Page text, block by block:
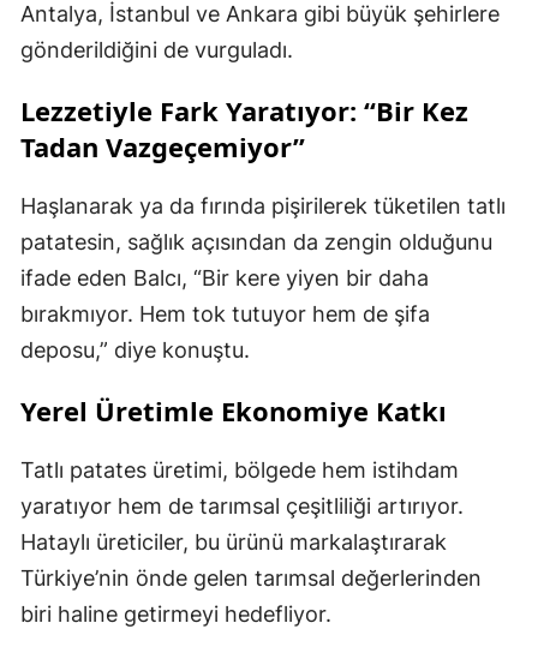
Antalya, İstanbul ve Ankara gibi büyük şehirlere
gönderildiğini de vurguladı.
Lezzetiyle Fark Yaratıyor: “Bir Kez
Tadan Vazgeçemiyor”
Haşlanarak ya da fırında pişirilerek tüketilen tatlı
patatesin, sağlık açısından da zengin olduğunu
ifade eden Balcı, “Bir kere yiyen bir daha
bırakmıyor. Hem tok tutuyor hem de şifa
deposu,” diye konuştu.
Yerel Üretimle Ekonomiye Katkı
Tatlı patates üretimi, bölgede hem istihdam
yaratıyor hem de tarımsal çeşitliliği artırıyor.
Hataylı üreticiler, bu ürünü markalaştırarak
Türkiye’nin önde gelen tarımsal değerlerinden
biri haline getirmeyi hedefliyor.